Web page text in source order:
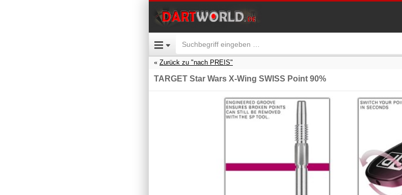
Zurück zu "nach PREIS"
TARGET Star Wars X-Wing SWISS Point 90%